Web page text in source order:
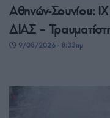
Αθηνών-Σουνίου:
ΔΙΑΣ –
9/08/2026 - 8:33πμ